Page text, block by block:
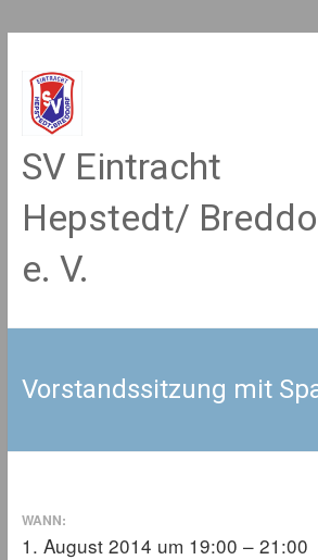
springen
SV Eintracht
Hepstedt/
e. V.
Vorstandssitzung mit
WANN:
1. August 2014 um 19:00 – 21:00